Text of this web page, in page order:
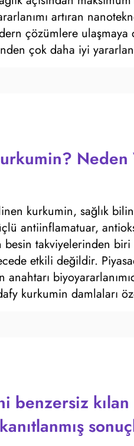
artıran
çözümlere ulaşmaya
çok daha iyi
Neden
kurkumin, sağlık
antiinflamatuar,
besin takviyelerinden
etkili değildir.
kurkumin damlaları
benzersiz